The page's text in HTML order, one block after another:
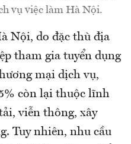
vụ việc làm Hà Nội.
Nội, do đặc thù địa
tham gia tuyển dụng
mại dịch vụ,
còn lại thuộc lĩnh
viễn thông, xây
Tuy nhiên, nhu cầu